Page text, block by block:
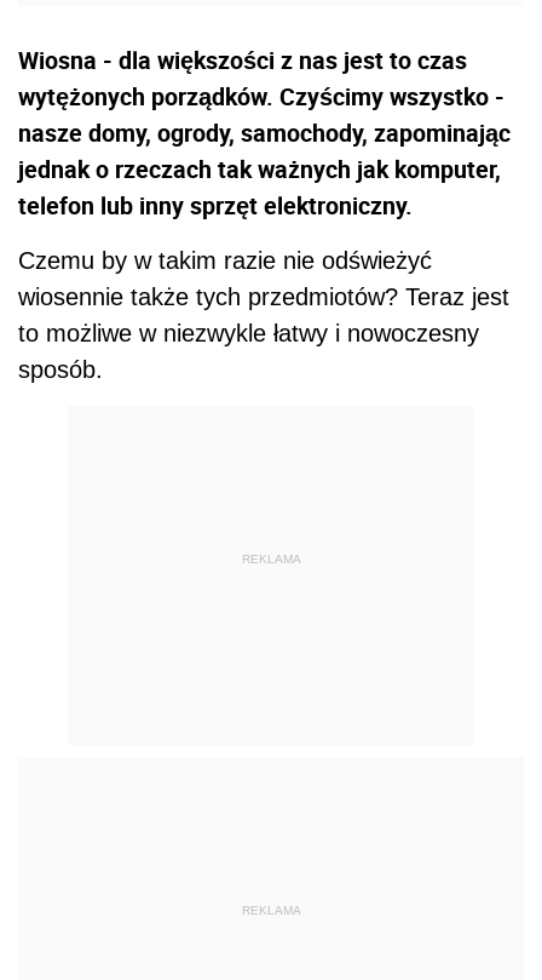
Wiosna - dla większości z nas jest to czas
wytężonych porządków. Czyścimy wszystko -
nasze domy, ogrody, samochody, zapominając
jednak o rzeczach tak ważnych jak komputer,
telefon lub inny sprzęt elektroniczny.
Czemu by w takim razie nie odświeżyć
wiosennie także tych przedmiotów? Teraz jest
to możliwe w niezwykle łatwy i nowoczesny
sposób.
REKLAMA
REKLAMA